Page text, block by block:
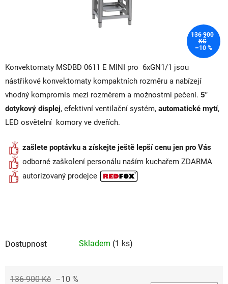
Konvektomaty MSDBD 0611 E MINI pro 6xGN1/1 jsou
nástřikové konvektomaty kompaktních rozměru a nabízejí
vhodný kompromis mezi rozměrem a možnostmi pečení. 5"
dotykový displej, efektivní ventilační systém, automatické mytí,
LED osvětelní komory ve dveřích.
zašlete poptávku a získejte ještě lepší cenu jen pro Vás
odborné zaškolení personálu naším kuchařem ZDARMA
autorizovaný prodejce
Dostupnost Skladem (1 ks)
136 900 Kč –10 %
136 900
KČ
–10 %